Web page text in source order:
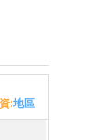
:地區